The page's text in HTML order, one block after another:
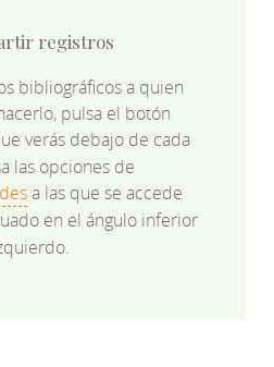
registros
bibliográficos a quien
pulsa el botón
verás debajo de cada
las opciones de
a las que se accede
en el ángulo inferior